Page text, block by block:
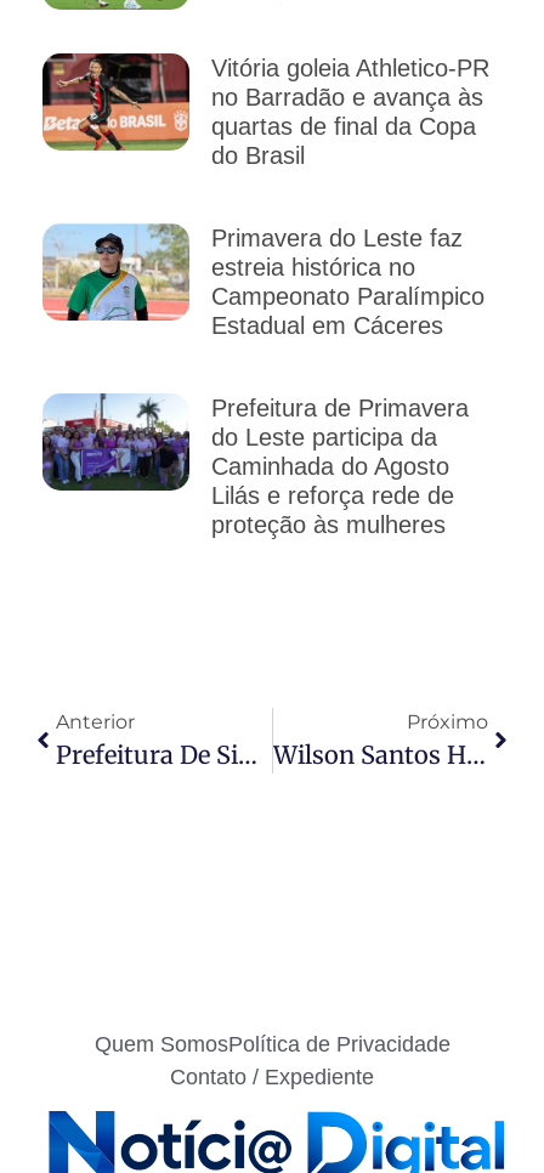
Vitória goleia Athletico-PR
no Barradão e avança às
quartas de final da Copa
do Brasil
Primavera do Leste faz
estreia histórica no
Campeonato Paralímpico
Estadual em Cáceres
Prefeitura de Primavera
do Leste participa da
Caminhada do Agosto
Lilás e reforça rede de
proteção às mulheres
Anterior
Prefeitura De Sinop Reforça Parceria Com Forças De Segurança Em Audiência Sobre Prevenção Aos Incêndios Florestais
Próximo
Wilson Santos Homenageia E Exalta Contribuição De Escritor João Nolasco À Cultura E Ao Conhecimento
Quem SomosPolítica de Privacidade
Contato / Expediente